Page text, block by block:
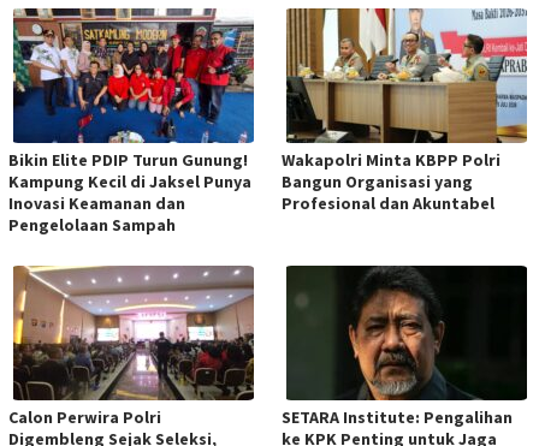
Bikin Elite PDIP Turun Gunung!
Kampung Kecil di Jaksel Punya
Inovasi Keamanan dan
Pengelolaan Sampah
Wakapolri Minta KBPP Polri
Bangun Organisasi yang
Profesional dan Akuntabel
Calon Perwira Polri
Digembleng Sejak Seleksi,
SETARA Institute: Pengalihan
ke KPK Penting untuk Jaga